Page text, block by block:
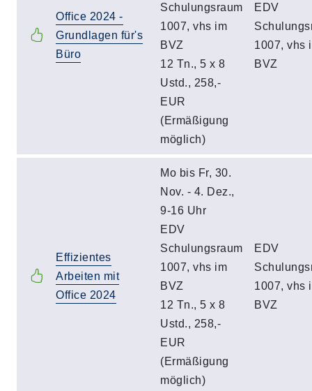
Office 2024 -
Grundlagen für's
Büro
Schulungsraum
1007, vhs im
BVZ
12 Tn., 5 x 8
Ustd., 258,-
EUR
(Ermäßigung
möglich)
EDV
1007, vhs
BVZ
Effizientes
Arbeiten mit
Office 2024
Mo bis Fr, 30.
Nov. - 4. Dez.,
9-16 Uhr
EDV
Schulungsraum
1007, vhs im
BVZ
12 Tn., 5 x 8
Ustd., 258,-
EUR
(Ermäßigung
möglich)
EDV
1007, vhs
BVZ